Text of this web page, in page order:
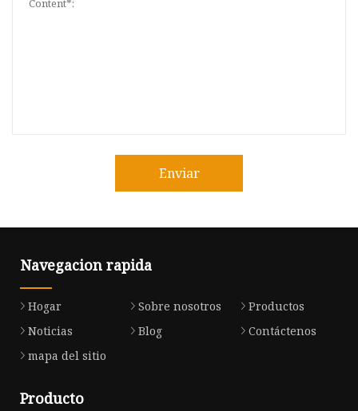
Enviar
Navegacion rapida
Hogar Sobre nosotros
Productos
Noticias
Blog
Contáctenos
mapa del sitio
Producto